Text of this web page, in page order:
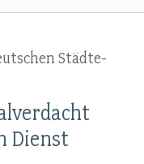
Städte-
Dienst